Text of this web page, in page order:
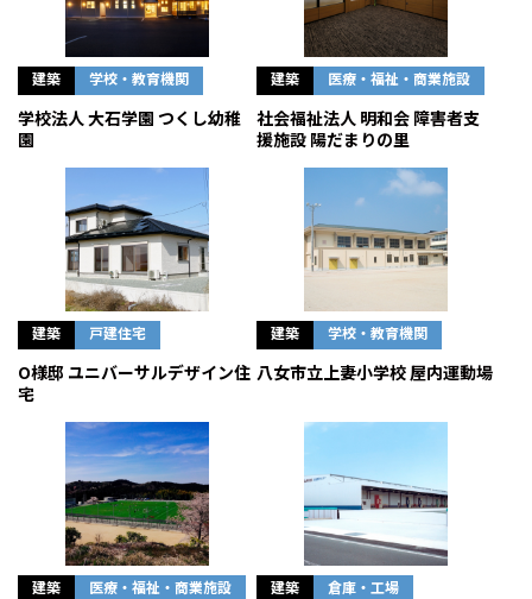
建築 学校・教育機関
学校法人 大石学園 つくし幼稚
園
建築 医療・福祉・商業施設
社会福祉法人 明和会 障害者支
援施設 陽だまりの里
建築 戸建住宅
O様邸 ユニバーサルデザイン住
宅
建築 学校・教育機関
八女市立上妻小学校 屋内運動場
建築 医療・福祉・商業施設 建築 倉庫・工場